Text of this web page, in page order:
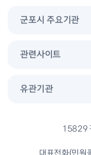
군포시 주요기관
관련사이트
유관기관
15829